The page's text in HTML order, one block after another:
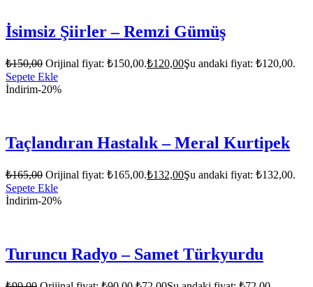
İsimsiz Şiirler – Remzi Gümüş
₺150,00 Orijinal fiyat: ₺150,00.₺120,00Şu andaki fiyat: ₺120,00.
Sepete Ekle
İndirim-20%
Taçlandıran Hastalık – Meral Kurtipek
₺165,00 Orijinal fiyat: ₺165,00.₺132,00Şu andaki fiyat: ₺132,00.
Sepete Ekle
İndirim-20%
Turuncu Radyo – Samet Türkyurdu